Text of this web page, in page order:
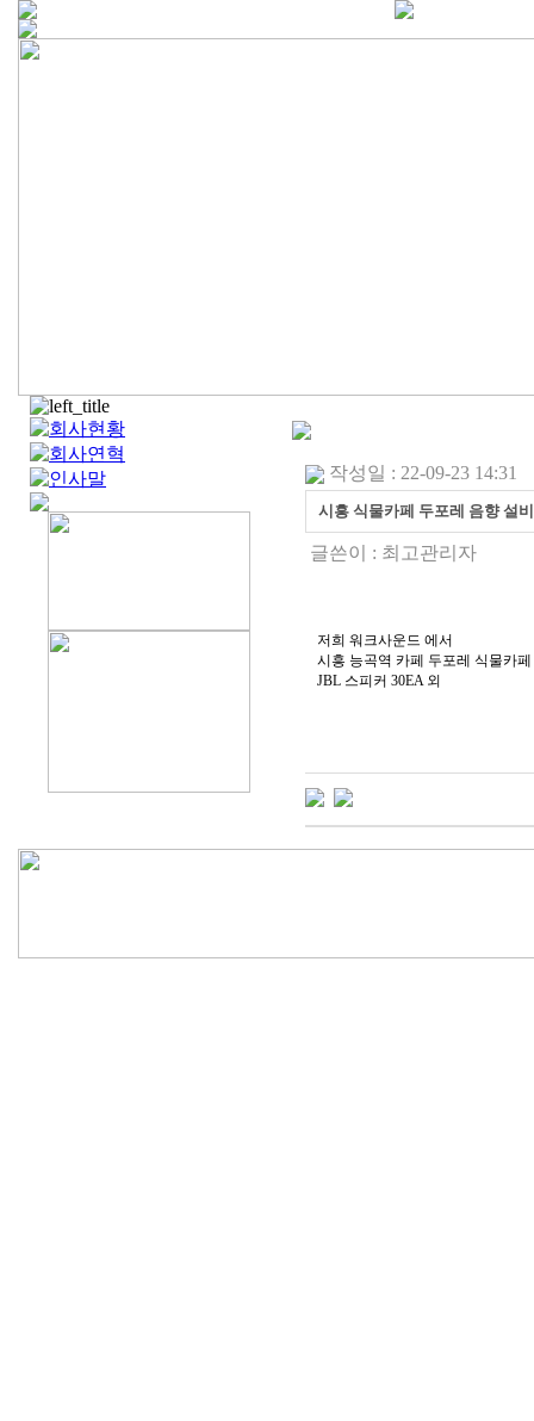
작성일 : 22-09-23 14:31
시흥 식물카페 두포레 음향 설
글쓴이 : 최고관리자
저희 워크사운드 에서
시흥 능곡역 카페 두포레 식물카
JBL 스피커 30EA 외